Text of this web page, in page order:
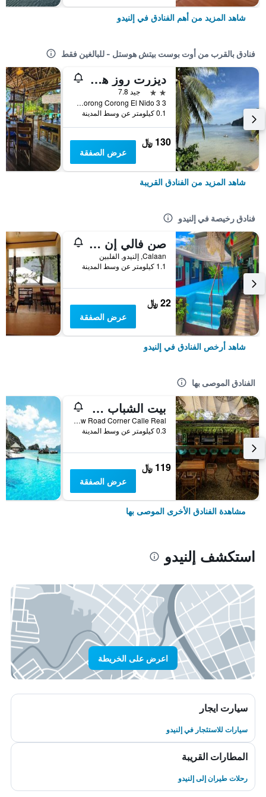
شاهد المزيد من أهم الفنادق في إلنيدو
فنادق بالقرب من أوت بوست بيتش هوستل - للبالغين فقط
ديزرت روز هوتل
2 نجمتين
جيد 7.8
Sitio Lugadia Corong Corong El Nido 3 3, إلنيدو, الفلبين
0.1 كيلومتر عن وسط المدينة
130 ﷼
عرض الصفقة
شاهد المزيد من الفنادق القريبة
فنادق رخيصة في إلنيدو
صن فالي إن - دار ضيافة
Calaan, إلنيدو, الفلبين
1.1 كيلومتر عن وسط المدينة
22 ﷼
عرض الصفقة
شاهد أرخص الفنادق في إلنيدو
الفنادق الموصى بها
بيت الشباب سبين ديزاينر - ايل نيدو
Balinsasayaw Road Corner Calle Real, إلنيدو, الفلبين
0.3 كيلومتر عن وسط المدينة
119 ﷼
عرض الصفقة
مشاهدة الفنادق الأخرى الموصى بها
استكشف إلنيدو
اعرض على الخريطة
سيارت ايجار
سيارات للاستئجار في إلنيدو
المطارات القريبة
رحلات طيران إلى إلنيدو